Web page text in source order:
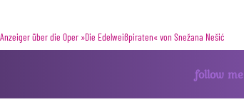
über die Oper »Die Edelweißpiraten« von Snežana Nešić
follow me